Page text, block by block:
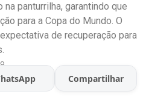
panturrilha, garantindo que
para a Copa do Mundo. O
de recuperação para
Compartilhar